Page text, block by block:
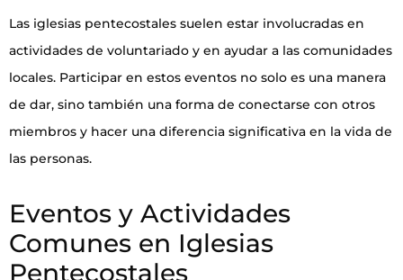
Las iglesias pentecostales suelen estar involucradas en
actividades de voluntariado y en ayudar a las comunidades
locales. Participar en estos eventos no solo es una manera
de dar, sino también una forma de conectarse con otros
miembros y hacer una diferencia significativa en la vida de
las personas.
Eventos y Actividades
Comunes en Iglesias
Pentecostales